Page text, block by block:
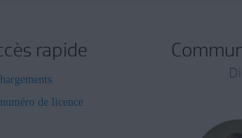
rapide
de licence